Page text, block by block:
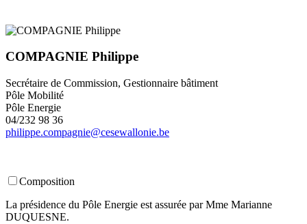
COMPAGNIE Philippe
Secrétaire de Commission, Gestionnaire bâtiment
Pôle Mobilité
Pôle Energie
04/232 98 36
philippe.compagnie@cesewallonie.be
Composition
La présidence du Pôle Energie est assurée par Mme Marianne
DUQUESNE.